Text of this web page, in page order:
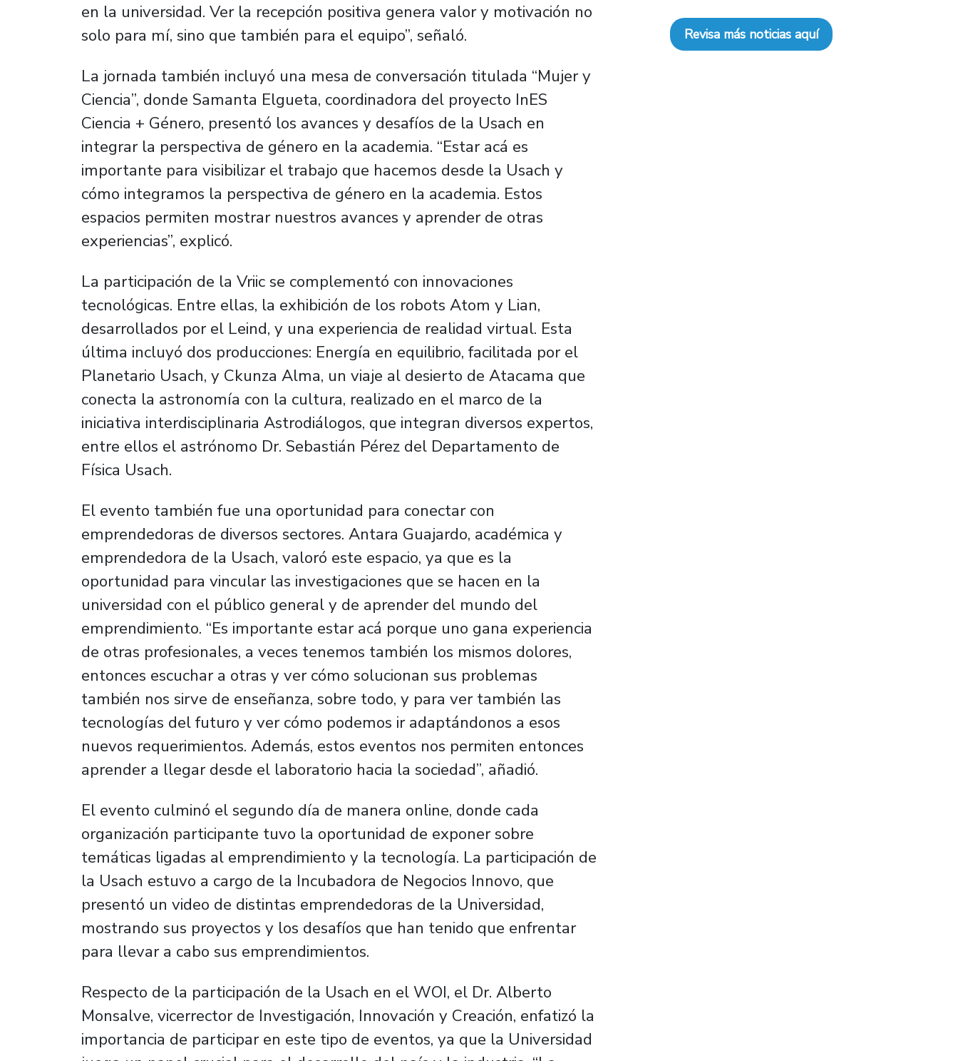
en la universidad. Ver la recepción positiva genera valor y motivación no
solo para mí, sino que también para el equipo”, señaló.
La jornada también incluyó una mesa de conversación titulada “Mujer y
Ciencia”, donde Samanta Elgueta, coordinadora del proyecto InES
Ciencia + Género, presentó los avances y desafíos de la Usach en
integrar la perspectiva de género en la academia. “Estar acá es
importante para visibilizar el trabajo que hacemos desde la Usach y
cómo integramos la perspectiva de género en la academia. Estos
espacios permiten mostrar nuestros avances y aprender de otras
experiencias”, explicó.
La participación de la Vriic se complementó con innovaciones
tecnológicas. Entre ellas, la exhibición de los robots Atom y Lian,
desarrollados por el Leind, y una experiencia de realidad virtual. Esta
última incluyó dos producciones: Energía en equilibrio,facilitada por el
Planetario Usach, y Ckunza Alma, un viaje al desierto de Atacama que
conecta la astronomía con la cultura, realizado en el marco de la
iniciativa interdisciplinaria Astrodiálogos, que integran diversos expertos,
entre ellos el astrónomo Dr. Sebastián Pérez del Departamento de
Física Usach.
El evento también fue una oportunidad para conectar con
emprendedoras de diversos sectores. Antara Guajardo, académica y
emprendedora de la Usach, valoró este espacio, ya que es la
oportunidad para vincular las investigaciones que se hacen en la
universidad con el público general y de aprender del mundo del
emprendimiento. “Es importante estar acá porque uno gana experiencia
de otras profesionales, a veces tenemos también los mismos dolores,
entonces escuchar a otras y ver cómo solucionan sus problemas
también nos sirve de enseñanza, sobre todo, y para ver también las
tecnologías del futuro y ver cómo podemos ir adaptándonos a esos
nuevos requerimientos. Además, estos eventos nos permiten entonces
aprender a llegar desde el laboratorio hacia la sociedad”, añadió.
El evento culminó el segundo día de manera online, donde cada
organización participante tuvo la oportunidad de exponer sobre
temáticas ligadas al emprendimiento y la tecnología. La participación de
la Usach estuvo a cargo de la Incubadora de Negocios Innovo, que
presentó un video de distintas emprendedoras de la Universidad,
mostrando sus proyectos y los desafíos que han tenido que enfrentar
para llevar a cabo sus emprendimientos.
Respecto de la participación de la Usach en el WOI, el Dr. Alberto
Monsalve, vicerrector de Investigación, Innovación y Creación, enfatizó la
importancia de participar en este tipo de eventos, ya que la Universidad
Revisa más noticias aquí